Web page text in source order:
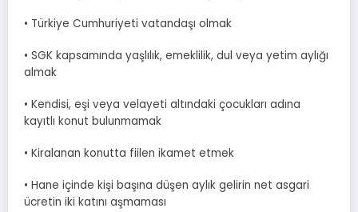
• Türkiye Cumhuriyeti vatandaşı olmak
• SGK kapsamında yaşlılık, emeklilik, dul veya yetim aylığı
almak
• Kendisi, eşi veya velayeti altındaki çocukları adına
kayıtlı konut bulunmamak
• Kiralanan konutta fiilen ikamet etmek
• Hane içinde kişi başına düşen aylık gelirin net asgari
ücretin iki katını aşmaması